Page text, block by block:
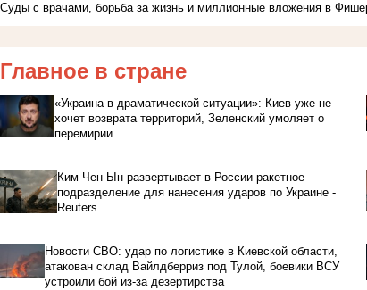
Суды с врачами, борьба за жизнь и миллионные вложения в
Главное в стране
«Украина в драматической ситуации»: Киев уже не
хочет возврата территорий, Зеленский умоляет о
перемирии
Ким Чен Ын развертывает в России ракетное
подразделение для нанесения ударов по Украине -
Reuters
Новости СВО: удар по логистике в Киевской области,
атакован склад Вайлдберриз под Тулой, боевики ВСУ
устроили бой из-за дезертирства